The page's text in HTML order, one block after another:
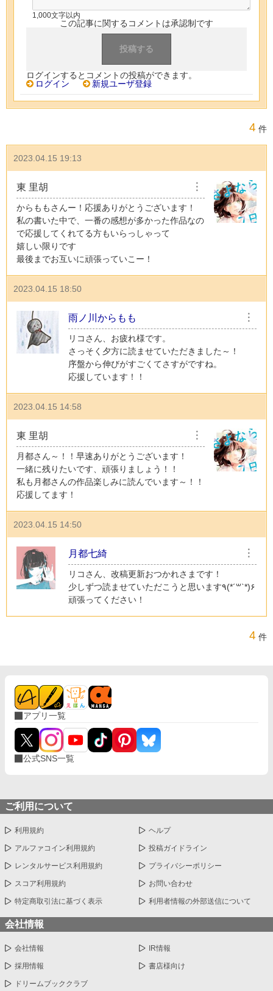
1,000文字以内
この記事に関するコメントは承認制です
ログインするとコメントの投稿ができます。
ログイン
新規ユーザ登録
4 件
2023.04.15 19:13
東 里胡 ︙
からももさんー！応援ありがとうございます！
私の書いた中で、一番の感想が多かった作品なの
で応援してくれてる方もいらっしゃって
嬉しい限りです
最後までお互いに頑張っていこー！
2023.04.15 18:50
雨ノ川からもも ︙
リコさん、お疲れ様です。
さっそく夕方に読ませていただきました～！
序盤から伸びがすごくてさすがですね。
応援しています！！
2023.04.15 14:58
東 里胡 ︙
月都さん～！！早速ありがとうございます！
一緒に残りたいです、頑張りましょう！！
私も月都さんの作品楽しみに読んでいます～！！
応援してます！
2023.04.15 14:50
月都七綺 ︙
リコさん、改稿更新おつかれさまです！
少しずつ読ませていただこうと思います٩(*´꒳`*)۶
頑張ってください！
4 件
アプリ一覧
公式SNS一覧
ご利用について
利用規約 ヘルプ
アルファコイン利用規約 投稿ガイドライン
レンタルサービス利用規約 プライバシーポリシー
スコア利用規約 お問い合わせ
特定商取引法に基づく表示 利用者情報の外部送信について
会社情報
会社情報 IR情報
採用情報 書店様向け
ドリームブッククラブ